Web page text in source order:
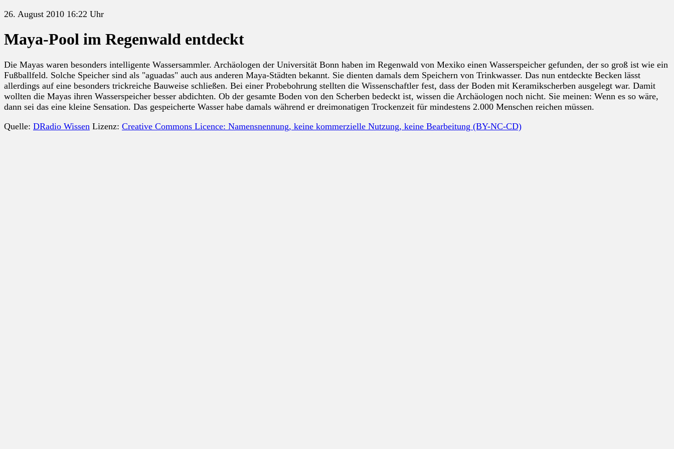
26. August 2010 16:22 Uhr
Maya-Pool im Regenwald entdeckt
Die Mayas waren besonders intelligente Wassersammler. Archäologen der Universität Bonn haben im Regenwald von Mexiko einen Wasserspeicher gefunden, der so groß ist wie ein
Fußballfeld. Solche Speicher sind als "aguadas" auch aus anderen Maya-Städten bekannt. Sie dienten damals dem Speichern von Trinkwasser. Das nun entdeckte Becken lässt
allerdings auf eine besonders trickreiche Bauweise schließen. Bei einer Probebohrung stellten die Wissenschaftler fest, dass der Boden mit Keramikscherben ausgelegt war. Damit
wollten die Mayas ihren Wasserspeicher besser abdichten. Ob der gesamte Boden von den Scherben bedeckt ist, wissen die Archäologen noch nicht. Sie meinen: Wenn es so wäre,
dann sei das eine kleine Sensation. Das gespeicherte Wasser habe damals während er dreimonatigen Trockenzeit für mindestens 2.000 Menschen reichen müssen.
Quelle: DRadio Wissen Lizenz: Creative Commons Licence: Namensnennung, keine kommerzielle Nutzung, keine Bearbeitung (BY-NC-CD)